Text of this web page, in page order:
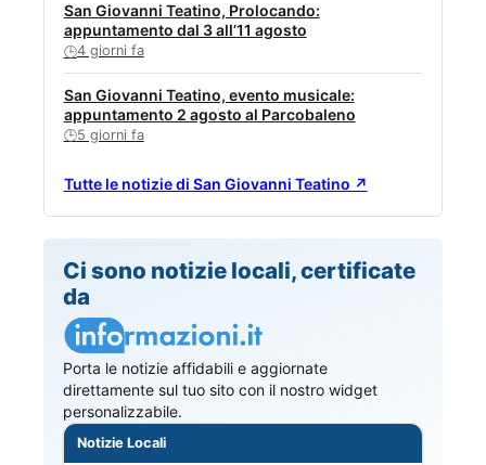
San Giovanni Teatino, Prolocando:
appuntamento dal 3 all’11 agosto
🕒4 giorni fa
San Giovanni Teatino, evento musicale:
appuntamento 2 agosto al Parcobaleno
🕒5 giorni fa
Tutte le notizie di San Giovanni Teatino ↗
Ci sono notizie locali, certificate
da
Porta le notizie affidabili e aggiornate
direttamente sul tuo sito con il nostro widget
personalizzabile.
Notizie Locali